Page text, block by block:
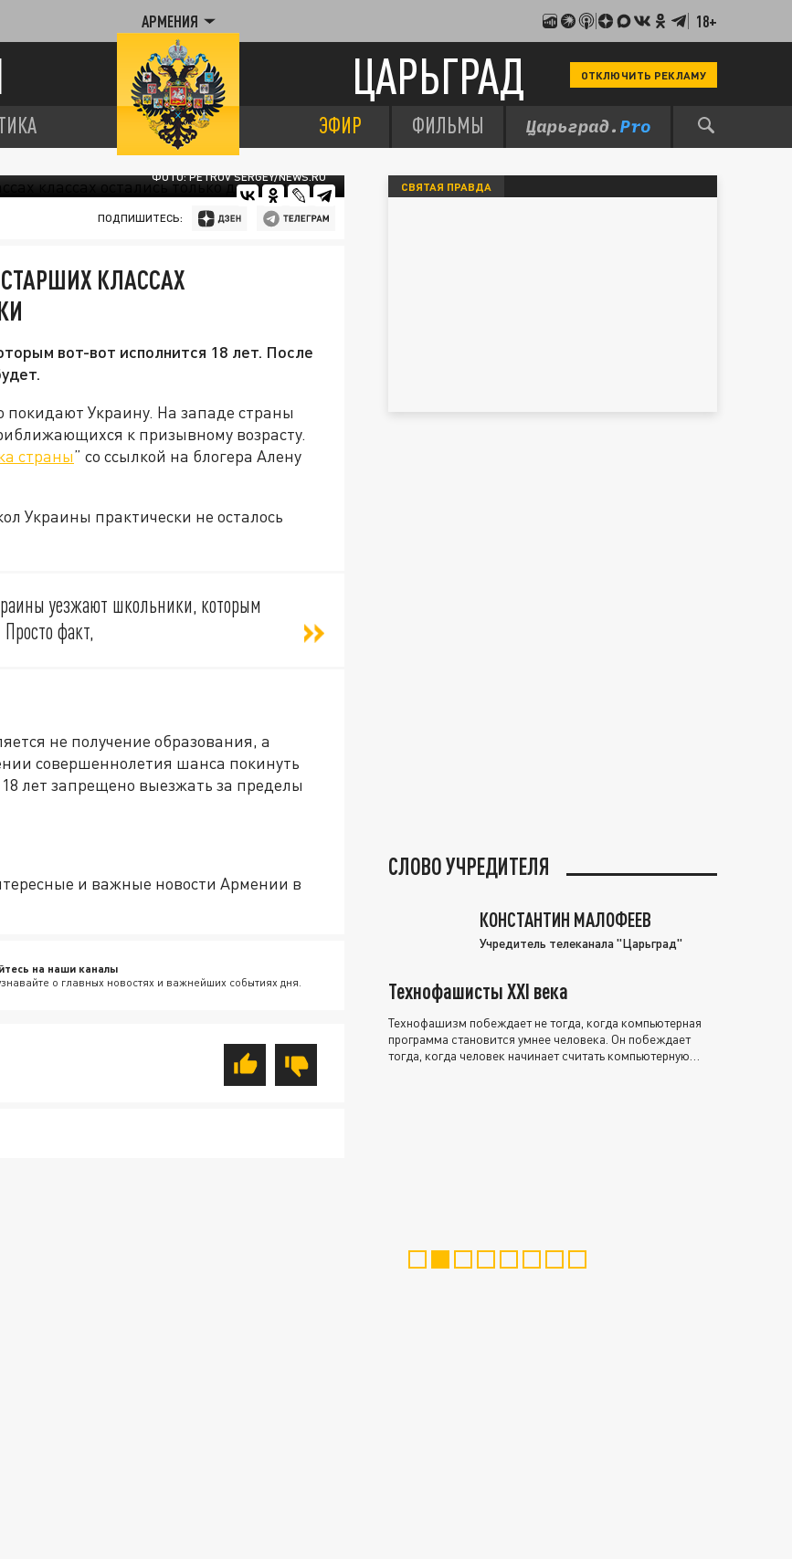
АРМЕНИЯ 18+
ЦАРЬГРАД ОТКЛЮЧИТЬ РЕКЛАМУ
ЭФИР ФИЛЬМЫ
ФОТО: PETROV SERGEY/NEWS.RU
ПОДПИШИТЕСЬ:
КЛАССАХ
вот-вот исполнится 18 лет. После
Украину. На западе страны
к призывному возрасту.
страны” со ссылкой на блогера Алену
Украины практически не осталось
уезжают школьники, которым
факт,
не получение образования, а
совершеннолетия шанса покинуть
лет запрещено выезжать за пределы
и важные новости Армении в
на наши каналы
о главных новостях и важнейших событиях дня.
СВЯТАЯ ПРАВДА
СЛОВО УЧРЕДИТЕЛЯ
КОНСТАНТИН МАЛОФЕЕВ
Учредитель телеканала "Царьград"
Технофашисты XXI века
Технофашизм побеждает не тогда, когда компьютерная
программа становится умнее человека. Он побеждает
тогда, когда человек начинает считать компьютерную